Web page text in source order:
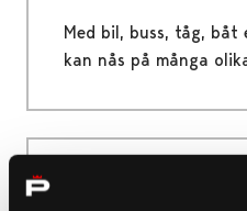
Med bil, buss, tåg, båt
kan nås på många